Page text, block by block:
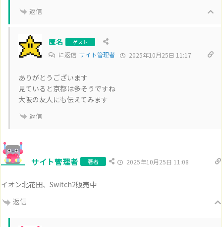
返信
匿名 ゲスト
に返信 サイト管理者 2025年10月25日 11:17
ありがとうございます
見ていると京都は多そうですね
大阪の友人にも伝えてみます
返信
サイト管理者 著者 2025年10月25日 11:08
イオン北花田、Switch2販売中
返信